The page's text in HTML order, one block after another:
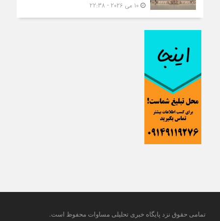
10 می 2026 - 22:38
تمامی حقوق نزد پایگاه خبری تحلیلی مساوات محفوظ است.